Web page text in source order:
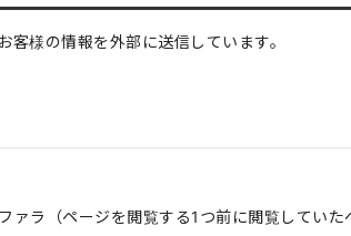
様の情報を外部に送信しています。
ァラ（ページを閲覧する1つ前に閲覧してい